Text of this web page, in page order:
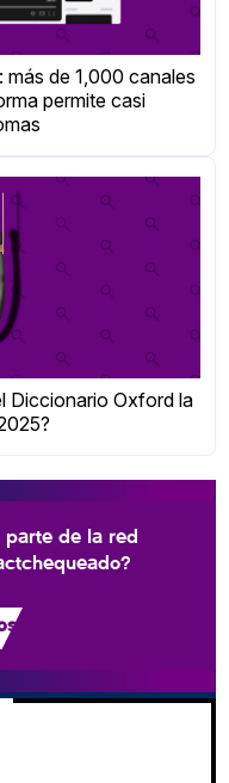
de 1,000 canales
permite casi
Diccionario Oxford la
parte de la red